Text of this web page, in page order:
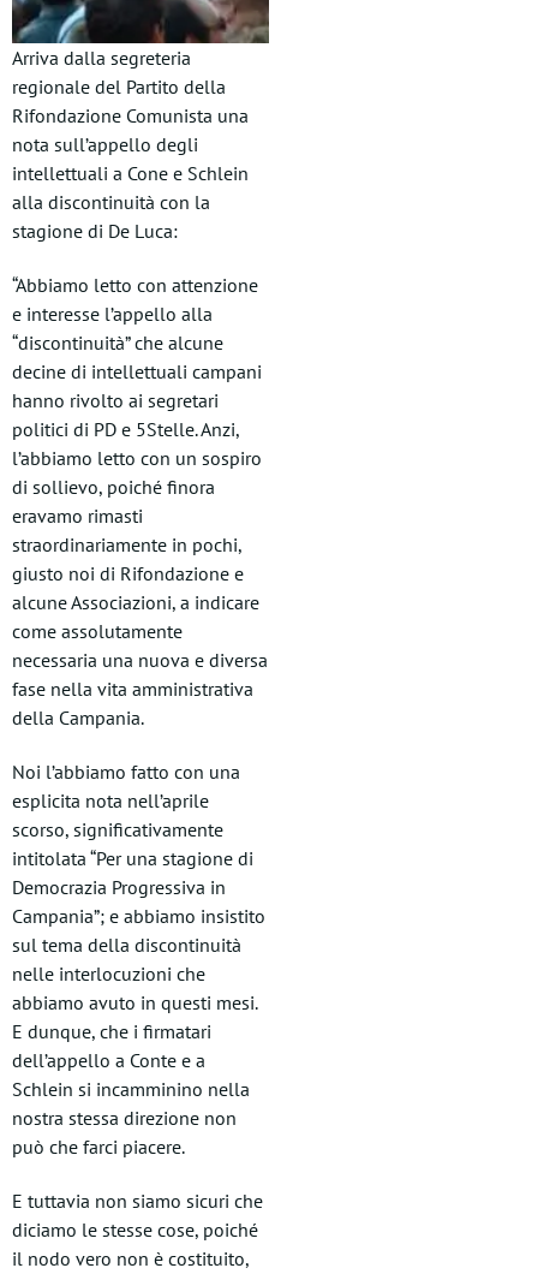
Arriva dalla segreteria
regionale del Partito della
Rifondazione Comunista una
nota sull’appello degli
intellettuali a Cone e Schlein
alla discontinuità con la
stagione di De Luca:
“Abbiamo letto con attenzione
e interesse l’appello alla
“discontinuità” che alcune
decine di intellettuali campani
hanno rivolto ai segretari
politici di PD e 5Stelle. Anzi,
l’abbiamo letto con un sospiro
di sollievo, poiché finora
eravamo rimasti
straordinariamente in pochi,
giusto noi di Rifondazione e
alcune Associazioni, a indicare
come assolutamente
necessaria una nuova e diversa
fase nella vita amministrativa
della Campania.
Noi l’abbiamo fatto con una
esplicita nota nell’aprile
scorso, significativamente
intitolata “Per una stagione di
Democrazia Progressiva in
Campania”; e abbiamo insistito
sul tema della discontinuità
nelle interlocuzioni che
abbiamo avuto in questi mesi.
E dunque, che i firmatari
dell’appello a Conte e a
Schlein si incamminino nella
nostra stessa direzione non
può che farci piacere.
E tuttavia non siamo sicuri che
diciamo le stesse cose, poiché
il nodo vero non è costituito,